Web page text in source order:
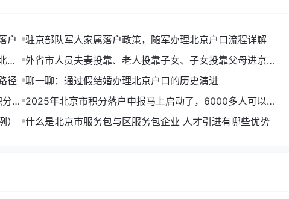
户
驻京部队军人家属落户政策，随军办理北京户口流程详解
京
外省市人员夫妻投靠、老人投靠子女、子女投靠父母进京入
非农业户口
径
聊一聊：通过假结婚办理北京户口的历史演进
落 2025年北京市积分落户申报马上启动了，6000多人可以拿
到北京户口
什么是北京市服务包与区服务包企业 人才引进有哪些优势